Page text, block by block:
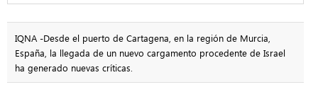
IQNA -Desde el puerto de Cartagena, en la región de Murcia,
España, la llegada de un nuevo cargamento procedente de Israel
ha generado nuevas críticas.